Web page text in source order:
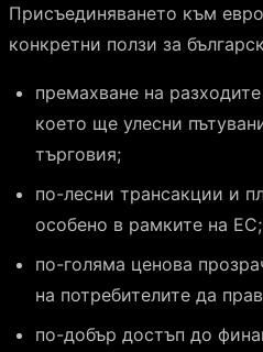
Присъединяването към
конкретни ползи за
премахване на
което ще улесни
търговия;
по-лесни трансакции и
особено в рамките на ЕС;
по-голяма ценова
на потребителите да
по-добър достъп до